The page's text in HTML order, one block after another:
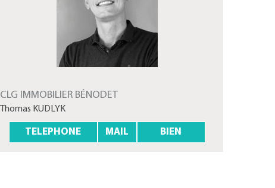
CLG IMMOBILIER BÉNODET
Thomas KUDLYK
TELEPHONE MAIL BIEN